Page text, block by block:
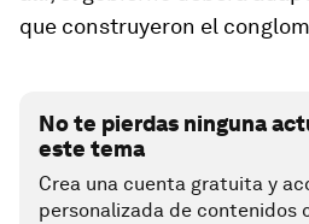
que construyeron el
No te pierdas ninguna
este tema
Crea una cuenta gratuita y
personalizada de contenidos